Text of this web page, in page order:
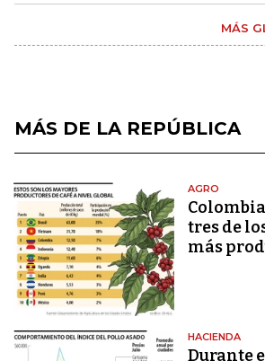
MÁS
MÁS DE LA REPÚBLICA
AGRO
tres de
más
HACIENDA
Durante